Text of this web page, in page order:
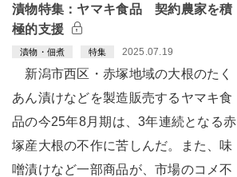
漬物特集：ヤマキ食品 契約農家を積
極的支援
漬物・佃煮 特集 2025.07.19
新潟市西区・赤塚地域の大根のたく
あん漬けなどを製造販売するヤマキ食
品の今25年8月期は、3年連続となる赤
塚産大根の不作に苦しんだ。また、味
噌漬けなど一部商品が、市場のコメ不